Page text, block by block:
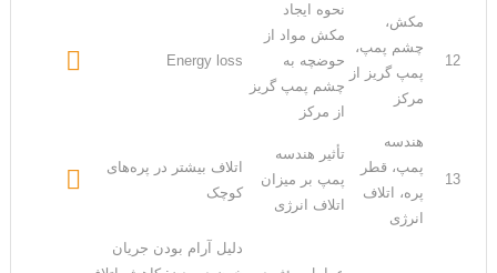
12
مکش،
چشم پمپ،
پمپ گریز از
مرکز
نحوه ایجاد
مکش مواد از
حوضچه به
چشم پمپ گریز
از مرکز
Energy loss

13
هندسه
پمپ، قطر
پره، اتلاف
انرژی
تأثیر هندسه
پمپ بر میزان
اتلاف انرژی
اتلاف بیشتر در پره‌های
کوچک

دلیل آرام بودن جریان